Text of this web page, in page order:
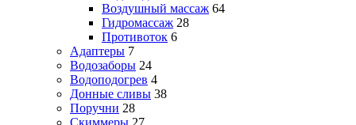
Воздушный массаж 64
Гидромассаж 28
Противоток 6
Адаптеры 7
Водозаборы 24
Водоподогрев 4
Донные сливы 38
Поручни 28